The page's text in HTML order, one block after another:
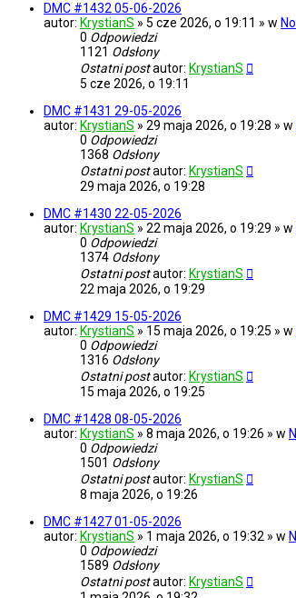
DMC #1432 05-06-2026
autor: KrystianS » 5 cze 2026, o 19:11 » w
0 Odpowiedzi
1121 Odsłony
Ostatni postautor: KrystianS
5 cze 2026, o 19:11
DMC #1431 29-05-2026
autor: KrystianS » 29 maja 2026, o 19:28 » w
0 Odpowiedzi
1368 Odsłony
Ostatni postautor: KrystianS
29 maja 2026, o 19:28
DMC #1430 22-05-2026
autor: KrystianS » 22 maja 2026, o 19:29 » w
0 Odpowiedzi
1374 Odsłony
Ostatni postautor: KrystianS
22 maja 2026, o 19:29
DMC #1429 15-05-2026
autor: KrystianS » 15 maja 2026, o 19:25 » w
0 Odpowiedzi
1316 Odsłony
Ostatni postautor: KrystianS
15 maja 2026, o 19:25
DMC #1428 08-05-2026
autor: KrystianS » 8 maja 2026, o 19:26 » w
0 Odpowiedzi
1501 Odsłony
Ostatni postautor: KrystianS
8 maja 2026, o 19:26
DMC #1427 01-05-2026
autor: KrystianS » 1 maja 2026, o 19:32 » w
0 Odpowiedzi
1589 Odsłony
Ostatni postautor: KrystianS